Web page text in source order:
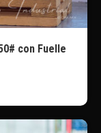
con Fuelle